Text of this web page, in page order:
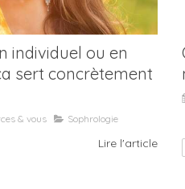
individuel ou en
sert concrètement
& vous Sophrologie
Lire l'article